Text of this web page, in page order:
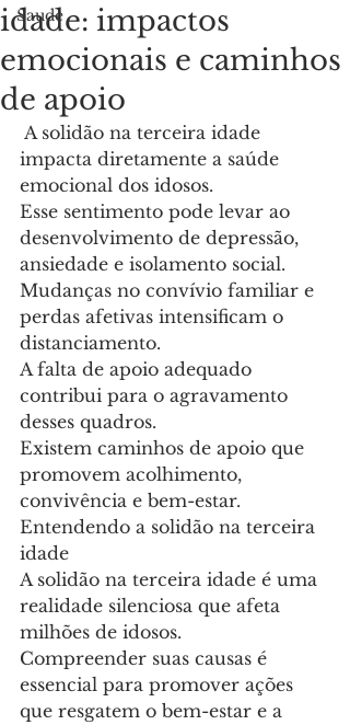
Saude
idade: impactos
emocionais e caminhos
de apoio
A solidão na terceira idade
impacta diretamente a saúde
emocional dos idosos.
Esse sentimento pode levar ao
desenvolvimento de depressão,
ansiedade e isolamento social.
Mudanças no convívio familiar e
perdas afetivas intensificam o
distanciamento.
A falta de apoio adequado
contribui para o agravamento
desses quadros.
Existem caminhos de apoio que
promovem acolhimento,
convivência e bem-estar.
Entendendo a solidão na terceira
idade
A solidão na terceira idade é uma
realidade silenciosa que afeta
milhões de idosos.
Compreender suas causas é
essencial para promover ações
que resgatem o bem-estar e a